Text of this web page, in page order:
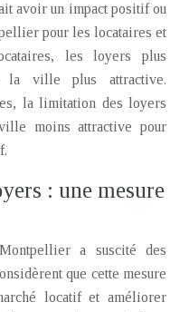
avoir un impact positif ou
pour les locataires et
les loyers plus
la ville plus attractive.
la limitation des loyers
moins attractive pour
: une mesure
a suscité des
que cette mesure
locatif et améliorer